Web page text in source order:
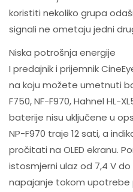
koristiti nekoliko grupa
signali ne ometaju jedni
Niska potrošnja energije
I predajnik i prijemnik
na koju možete umetnuti
F750, NF-F970, Hahnel HL-
baterije nisu uključene u
NP-F970 traje 12 sati, a
pročitati na OLED ekranu.
istosmjerni ulaz od 7,4 V do
napajanje tokom upotrebe